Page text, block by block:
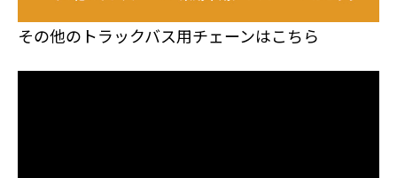
その他のトラックバス用チェーンはこちら